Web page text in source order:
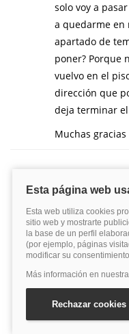
solo voy a
a quedarme en
apartado de
poner? Porque
vuelvo en el
dirección que
deja terminar
Muchas
22 febrero,
Buenas
la
temporal
rellenos